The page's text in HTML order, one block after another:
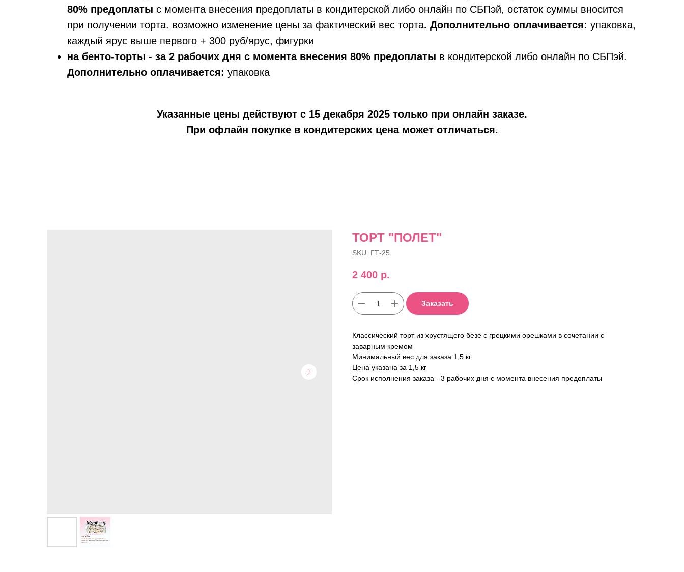
80% предоплаты с момента внесения предоплаты в кондитерской либо онлайн по СБПэй, остаток суммы вносится
при получении торта. возможно изменение цены за фактический вес торта. Дополнительно оплачивается: упаковка,
каждый ярус выше первого + 300 руб/ярус, фигурки
на бенто-торты - за 2 рабочих дня с момента внесения 80% предоплаты в кондитерской либо онлайн по СБПэй.
Дополнительно оплачивается: упаковка
Указанные цены действуют с 15 декабря 2025 только при онлайн заказе.
При офлайн покупке в кондитерских цена может отличаться.
ТОРТ "ПОЛЕТ"
SKU: ГТ-25
2 400 р.
Заказать
Классический торт из хрустящего безе с грецкими орешками в сочетании с
заварным кремом
Минимальный вес для заказа 1,5 кг
Цена указана за 1,5 кг
Срок исполнения заказа - 3 рабочих дня с момента внесения предоплаты